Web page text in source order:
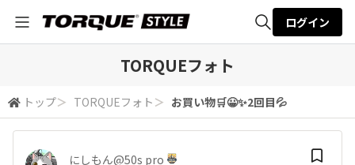
検索
ログイン
TORQUEフォト
トップ＞ TORQUEフォト ＞ お買い物🛒😀✨2回目💦
にしもん@50s pro